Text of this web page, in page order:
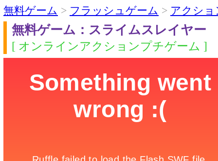
無料ゲーム > フラッシュゲーム > アクショ
無料ゲーム：スライムスレイヤー
[ オンラインアクションプチゲーム ]